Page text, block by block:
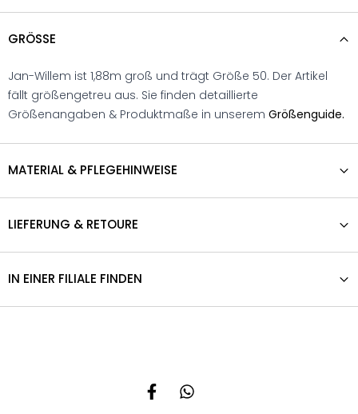
GRÖSSE
Jan-Willem ist 1,88m groß und trägt Größe 50. Der Artikel
fällt größengetreu aus. Sie finden detaillierte
Größenangaben & Produktmaße in unserem Größenguide.
MATERIAL & PFLEGEHINWEISE
LIEFERUNG & RETOURE
IN EINER FILIALE FINDEN